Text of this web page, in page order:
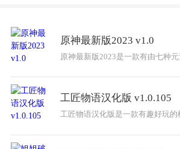
原神最新版2023 v1.0
原神最新版2023是一款有由七种
工匠物语汉化版 v1.0.105
工匠物语汉化版是一款有趣好玩